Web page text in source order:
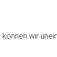
wir